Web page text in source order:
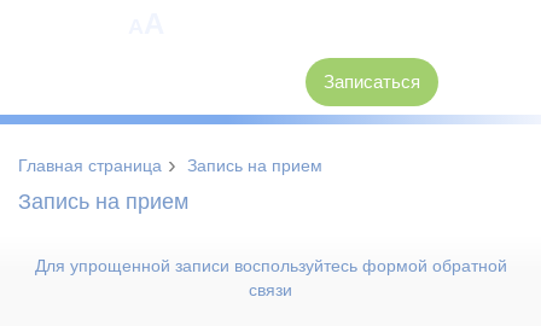
Записаться
Главная страница › Запись на прием
Запись на прием
Для упрощенной записи воспользуйтесь формой обратной
связи